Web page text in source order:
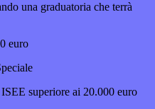
una graduatoria che terrà
euro
superiore ai 20.000 euro